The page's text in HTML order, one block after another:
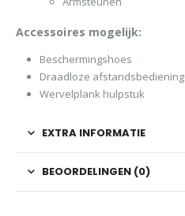
Accessoires mogelijk:
Beschermingshoes
Draadloze afstandsbediening
Wervelplank hulpstuk
EXTRA INFORMATIE
BEOORDELINGEN (0)